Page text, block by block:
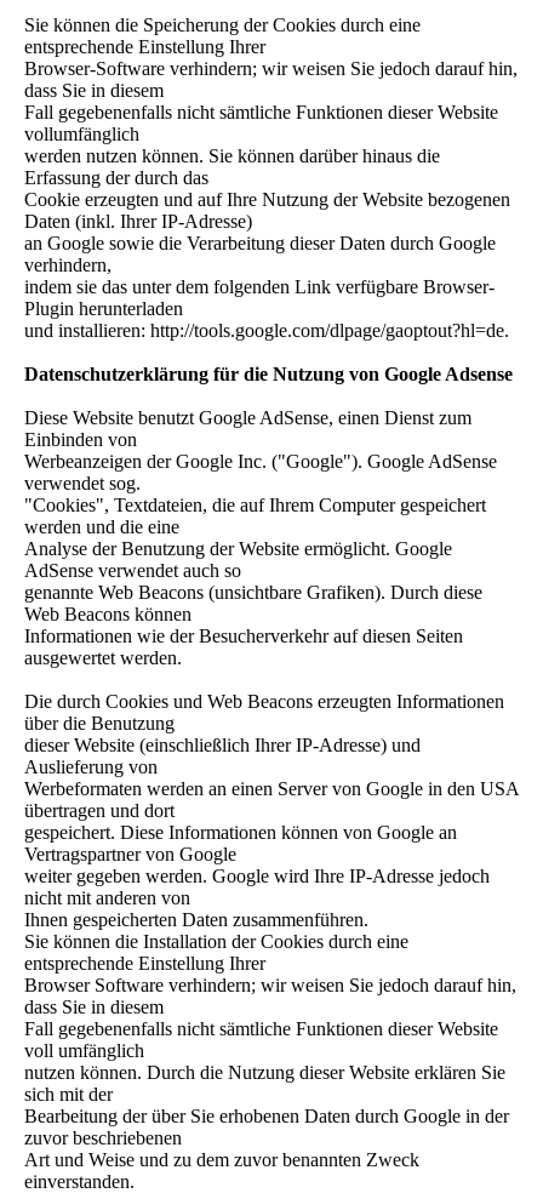
Sie können die Speicherung der Cookies durch eine
entsprechende Einstellung Ihrer
Browser-Software verhindern; wir weisen Sie jedoch darauf hin,
dass Sie in diesem
Fall gegebenenfalls nicht sämtliche Funktionen dieser Website
vollumfänglich
werden nutzen können. Sie können darüber hinaus die
Erfassung der durch das
Cookie erzeugten und auf Ihre Nutzung der Website bezogenen
Daten (inkl. Ihrer IP-Adresse)
an Google sowie die Verarbeitung dieser Daten durch Google
verhindern,
indem sie das unter dem folgenden Link verfügbare Browser-
Plugin herunterladen
und installieren: http://tools.google.com/dlpage/gaoptout?hl=de.
Datenschutzerklärung für die Nutzung von Google Adsense
Diese Website benutzt Google AdSense, einen Dienst zum
Einbinden von
Werbeanzeigen der Google Inc. ("Google"). Google AdSense
verwendet sog.
"Cookies", Textdateien, die auf Ihrem Computer gespeichert
werden und die eine
Analyse der Benutzung der Website ermöglicht. Google
AdSense verwendet auch so
genannte Web Beacons (unsichtbare Grafiken). Durch diese
Web Beacons können
Informationen wie der Besucherverkehr auf diesen Seiten
ausgewertet werden.
Die durch Cookies und Web Beacons erzeugten Informationen
über die Benutzung
dieser Website (einschließlich Ihrer IP-Adresse) und
Auslieferung von
Werbeformaten werden an einen Server von Google in den USA
übertragen und dort
gespeichert. Diese Informationen können von Google an
Vertragspartner von Google
weiter gegeben werden. Google wird Ihre IP-Adresse jedoch
nicht mit anderen von
Ihnen gespeicherten Daten zusammenführen.
Sie können die Installation der Cookies durch eine
entsprechende Einstellung Ihrer
Browser Software verhindern; wir weisen Sie jedoch darauf hin,
dass Sie in diesem
Fall gegebenenfalls nicht sämtliche Funktionen dieser Website
voll umfänglich
nutzen können. Durch die Nutzung dieser Website erklären Sie
sich mit der
Bearbeitung der über Sie erhobenen Daten durch Google in der
zuvor beschriebenen
Art und Weise und zu dem zuvor benannten Zweck
einverstanden.